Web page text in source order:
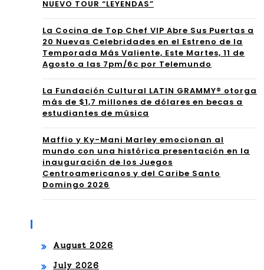
vés
de
las
Pla
taf
ma
s
de
saU
Sen
ior
de
Co
nte
nid
o
Uns
NUEVO TOUR “LEYENDAS”
La Cocina de Top Chef VIP Abre Sus Puertas a
20 Nuevas Celebridades en el Estreno de la
Temporada Más Valiente, Este Martes, 11 de
Agosto a las 7pm/6c por Telemundo
La Fundación Cultural LATIN GRAMMY® otorga
más de $1,7 millones de dólares en becas a
estudiantes de música
Maffio y Ky-Mani Marley emocionan al
mundo con una histórica presentación en la
inauguración de los Juegos
Centroamericanos y del Caribe Santo
Domingo 2026
August 2026
July 2026